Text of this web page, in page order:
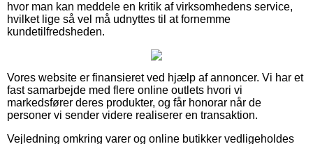
hvor man kan meddele en kritik af virksomhedens service,
hvilket lige så vel må udnyttes til at fornemme
kundetilfredsheden.
Vores website er finansieret ved hjælp af annoncer. Vi har et
fast samarbejde med flere online outlets hvori vi
markedsfører deres produkter, og får honorar når de
personer vi sender videre realiserer en transaktion.
Vejledning omkring varer og online butikker vedligeholdes